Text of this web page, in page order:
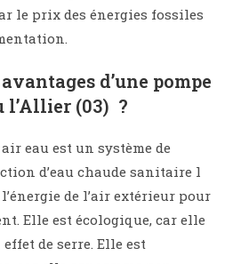
le prix des énergies fossiles
d’une pompe
l’Allier (03) ?
eau est un système de
d’eau chaude sanitaire l
de l’air extérieur pour
Elle est écologique, car elle
de serre. Elle est